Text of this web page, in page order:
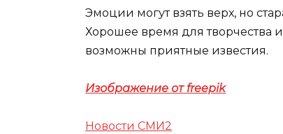
Эмоции могут взять верх, но
Хорошее время для творчества
возможны приятные известия.
Изображение от freepik
Новости СМИ2